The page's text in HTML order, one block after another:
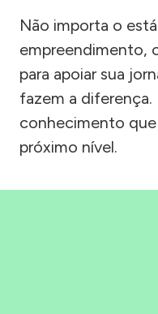
Não importa o
empreendimento,
para apoiar sua
fazem a diferença.
conhecimento
próximo nível.